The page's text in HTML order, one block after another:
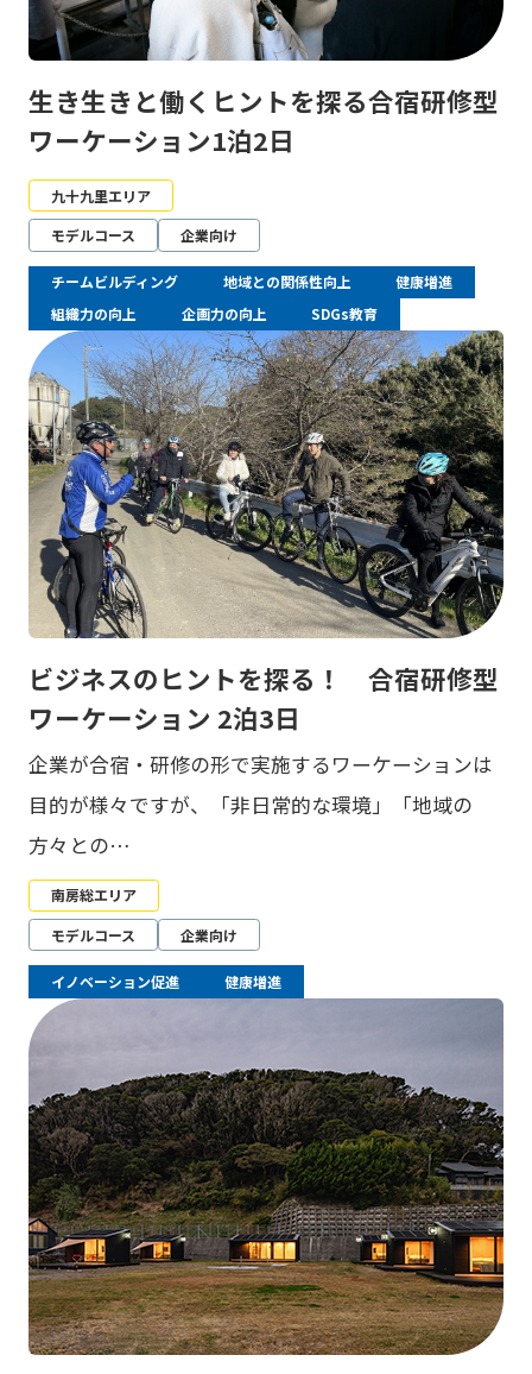
生き生きと働くヒントを探る合宿研修型
ワーケーション1泊2日
九十九里エリア
モデルコース
企業向け
チームビルディング 地域との関係性向上
健康増進
組織力の向上
企画力の向上 SDGs教育
ビジネスのヒントを探る！ 合宿研修型
ワーケーション 2泊3日
企業が合宿・研修の形で実施するワーケーションは
目的が様々ですが、「非日常的な環境」「地域の
方々との…
南房総エリア
モデルコース
企業向け
イノベーション促進 健康増進